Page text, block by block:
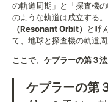
の軌道周期」と「探査機
のような軌道は成立する
（Resonant Orbit）
と呼
て、地球と探査機の軌道
ここで、 ケプラーの第３法
ケプラーの第